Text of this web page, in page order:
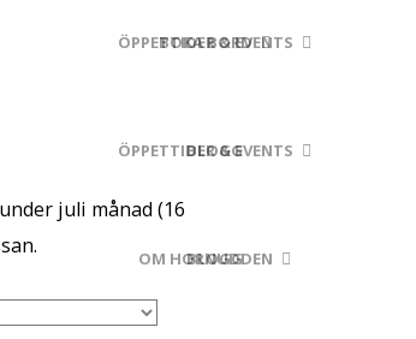
ÖPPETTIDER & EVENTS
BLOGG
OM HORNUDDEN
BOKA BORD
ÖPPETTIDER & EVENTS
BLOGG
juli månad (16